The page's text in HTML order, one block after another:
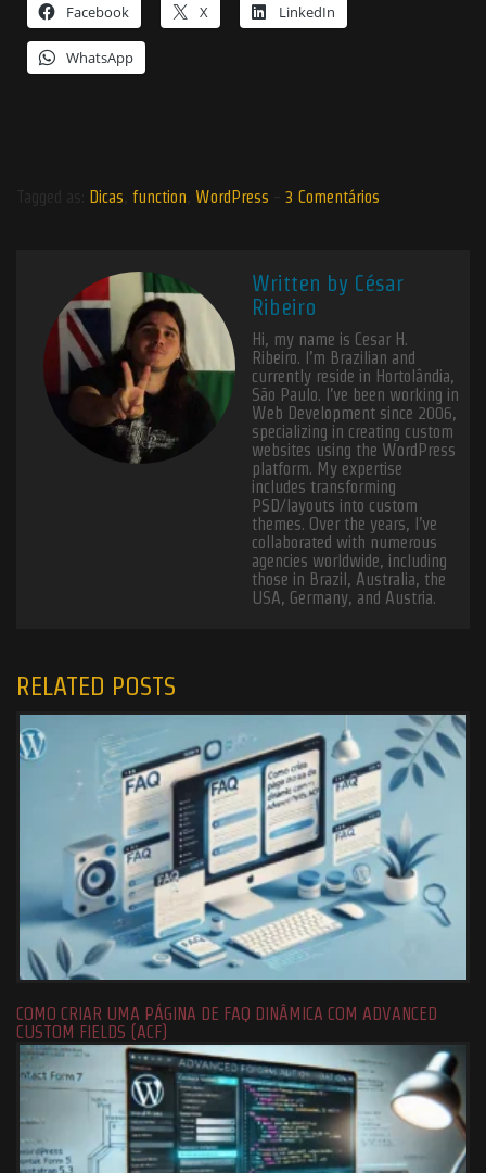
Facebook X LinkedIn
WhatsApp
Dicas function WordPress 3 Comentários
Written by César
Ribeiro
Hi, my name is Cesar H.
Ribeiro. I’m Brazilian and
currently reside in Hortolândia,
São Paulo. I’ve been working in
Web Development since 2006,
specializing in creating custom
websites using the WordPress
platform. My expertise
includes transforming
PSD/layouts into custom
themes. Over the years, I’ve
collaborated with numerous
agencies worldwide, including
those in Brazil, Australia, the
USA, Germany, and Austria.
RELATED POSTS
COMO CRIAR UMA PÁGINA DE FAQ DINÂMICA COM ADVANCED
CUSTOM FIELDS (ACF)